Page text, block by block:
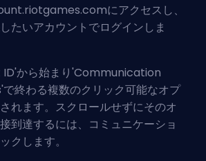
にアクセスし、
たいアカウントでログインしま
ID'から始まり'Communication
終わる複数のクリック可能なオプ
れます。スクロールせずにそのオ
到達するには、コミュニケーショ
クします。